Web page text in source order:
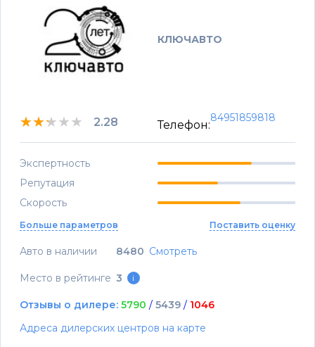
КЛЮЧАВТО
★★★★★
★★★★★
★★★★★ 2.28 Телефон:
84951859818
Экспертность
Репутация
Скорость
Больше параметров Поставить оценку
Авто в наличии 8480 Смотреть
Место в рейтинге 3 i
Отзывы о дилере: 5790 / 5439 / 1046
Адреса дилерских центров на карте